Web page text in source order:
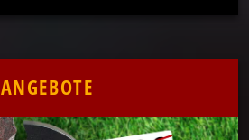
ANGEBOTE